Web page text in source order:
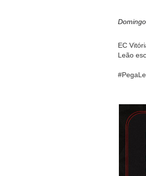
EC
Leão